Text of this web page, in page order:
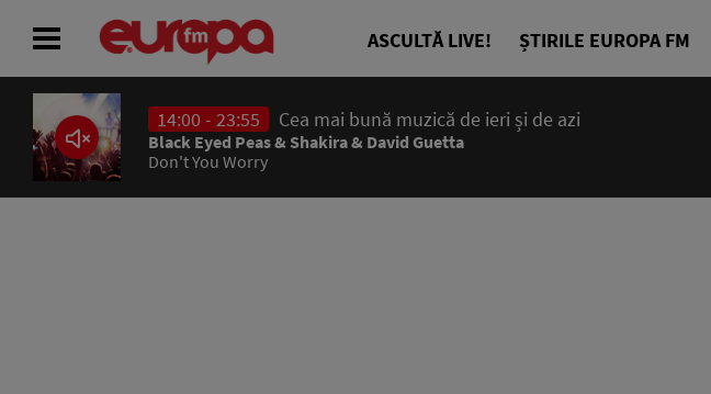
ASCULTĂ LIVE! ȘTIRILE EUROPA FM
14:00 - 23:55 Cea mai bună muzică de ieri și de azi
Black Eyed Peas & Shakira & David Guetta
Don't You Worry
ACASĂ
ȘTIRI